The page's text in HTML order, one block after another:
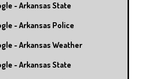
- Arkansas State
- Arkansas Police
- Arkansas Weather
- Arkansas State